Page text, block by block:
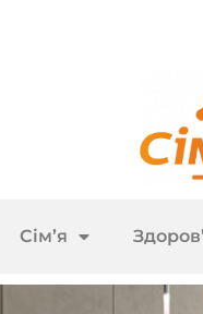
Сім’я